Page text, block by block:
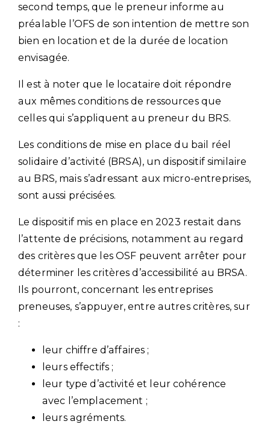
second temps, que le preneur informe au
préalable l’OFS de son intention de mettre son
bien en location et de la durée de location
envisagée.
Il est à noter que le locataire doit répondre
aux mêmes conditions de ressources que
celles qui s’appliquent au preneur du BRS.
Les conditions de mise en place du bail réel
solidaire d’activité (BRSA), un dispositif similaire
au BRS, mais s’adressant aux micro-entreprises,
sont aussi précisées.
Le dispositif mis en place en 2023 restait dans
l’attente de précisions, notamment au regard
des critères que les OSF peuvent arrêter pour
déterminer les critères d’accessibilité au BRSA.
Ils pourront, concernant les entreprises
preneuses, s’appuyer, entre autres critères, sur
:
leur chiffre d’affaires ;
leurs effectifs ;
leur type d’activité et leur cohérence
avec l’emplacement ;
leurs agréments.